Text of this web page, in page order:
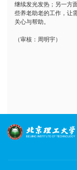
继续发光发热；另一方
些养老助老的工作，让
关心与帮助。
（审核：周明宇）